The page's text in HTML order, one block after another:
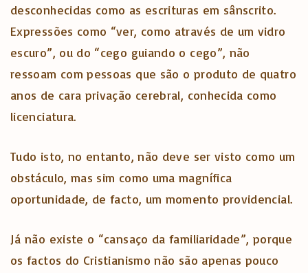
desconhecidas como as escrituras em sânscrito.
Expressões como “ver, como através de um vidro
escuro”, ou do “cego guiando o cego”, não
ressoam com pessoas que são o produto de quatro
anos de cara privação cerebral, conhecida como
licenciatura.
Tudo isto, no entanto, não deve ser visto como um
obstáculo, mas sim como uma magnífica
oportunidade, de facto, um momento providencial.
Já não existe o “cansaço da familiaridade”, porque
os factos do Cristianismo não são apenas pouco